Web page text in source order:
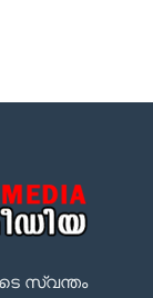
സ്വന്തം